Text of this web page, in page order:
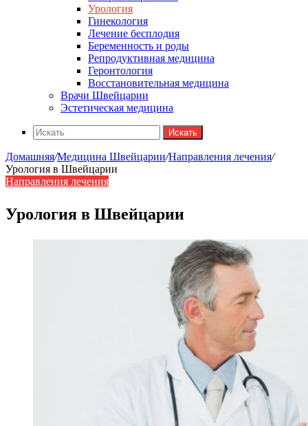
Урология
Гинекология
Лечение бесплодия
Беременность и роды
Репродуктивная медицина
Геронтология
Восстановительная медицина
Врачи Швейцарии
Эстетическая медицина
Искать
Домашняя/Медицина Швейцарии/Направления лечения/
Урология в Швейцарии
Направления лечения
Урология в Швейцарии